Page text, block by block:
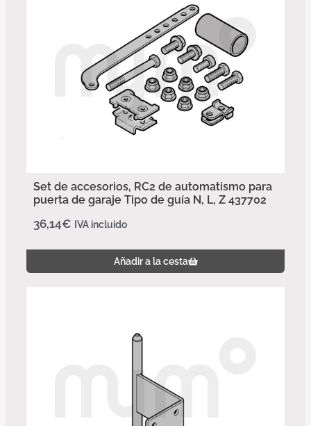
Set de accesorios, RC2 de automatismo para
puerta de garaje Tipo de guía N, L, Z 437702
36,14€ IVA incluido
Añadir a la cesta